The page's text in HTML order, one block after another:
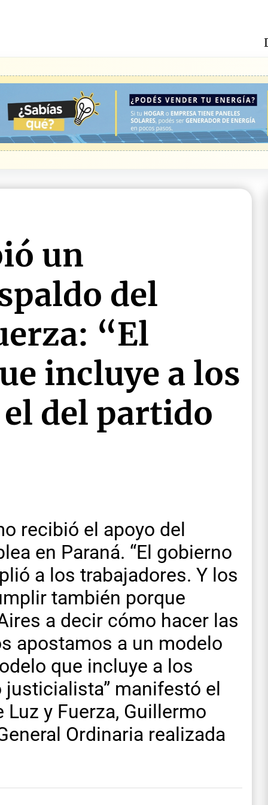
un
del
“El
incluye a los
del partido
recibió el apoyo del
en Paraná. “El gobierno
a los trabajadores. Y los
también porque
a decir cómo hacer las
apostamos a un modelo
que incluye a los
manifestó el
y Fuerza, Guillermo
Ordinaria realizada